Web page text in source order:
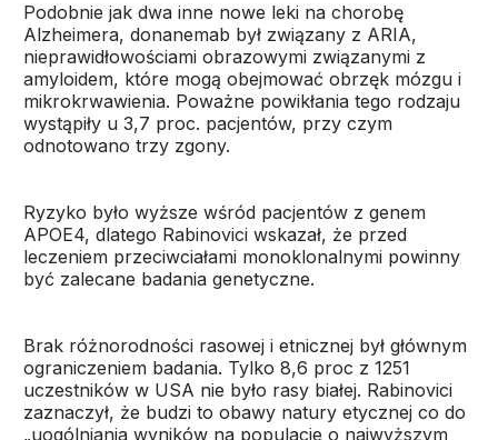
Podobnie jak dwa inne nowe leki na chorobę
Alzheimera, donanemab był związany z ARIA,
nieprawidłowościami obrazowymi związanymi z
amyloidem, które mogą obejmować obrzęk mózgu i
mikrokrwawienia. Poważne powikłania tego rodzaju
wystąpiły u 3,7 proc. pacjentów, przy czym
odnotowano trzy zgony.
Ryzyko było wyższe wśród pacjentów z genem
APOE4, dlatego Rabinovici wskazał, że przed
leczeniem przeciwciałami monoklonalnymi powinny
być zalecane badania genetyczne.
Brak różnorodności rasowej i etnicznej był głównym
ograniczeniem badania. Tylko 8,6 proc z 1251
uczestników w USA nie było rasy białej. Rabinovici
zaznaczył, że budzi to obawy natury etycznej co do
„uogólniania wyników na populacje o najwyższym